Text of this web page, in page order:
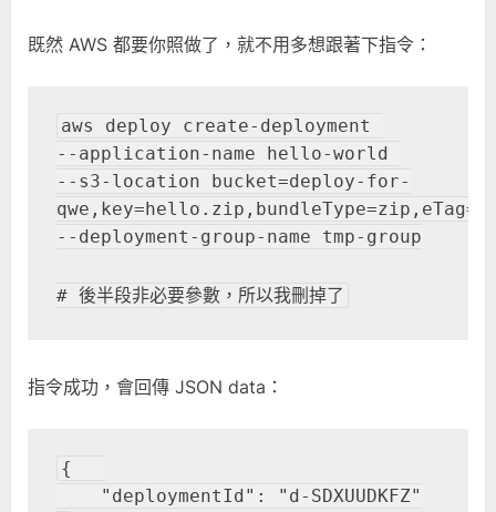
既然 AWS 都要你照做了，就不用多想跟著下指令：
aws deploy create-deployment
--application-name hello-world
--s3-location bucket=deploy-for-
--deployment-group-name tmp-group
# 後半段非必要參數，所以我刪掉了
指令成功，會回傳 JSON data：
{